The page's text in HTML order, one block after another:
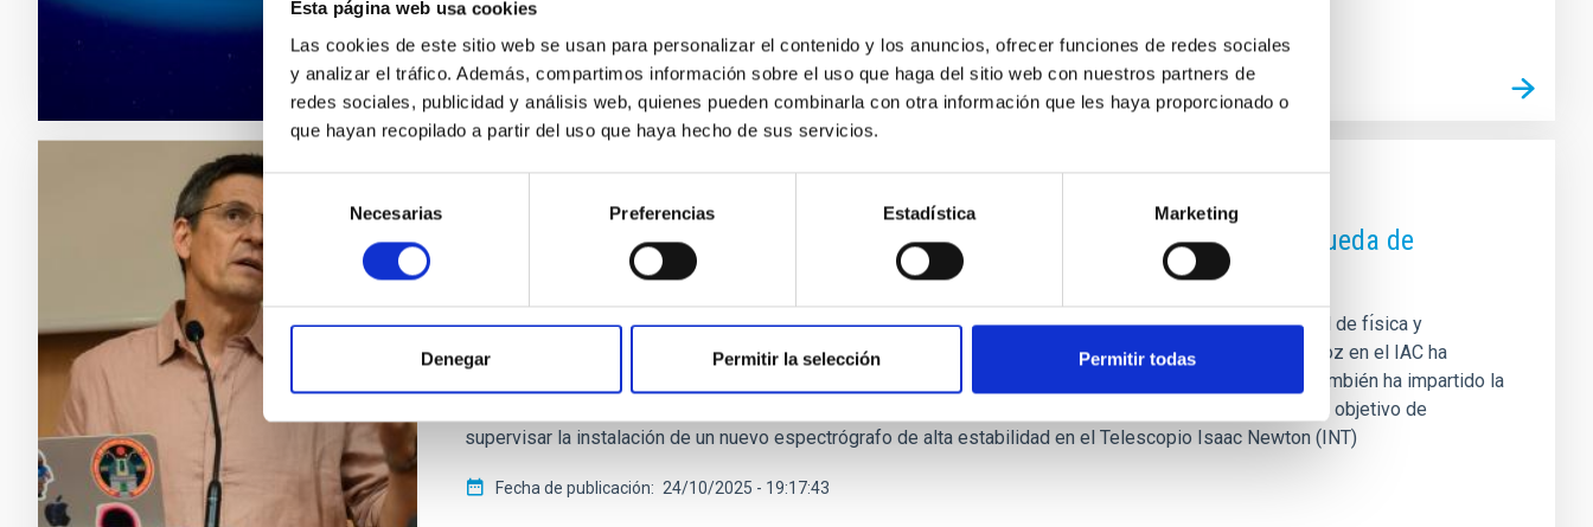
Esta página web usa cookies
Las cookies de este sitio web se usan para personalizar el contenido y los anuncios, ofrecer funciones de redes sociales
y analizar el tráfico. Además, compartimos información sobre el uso que haga del sitio web con nuestros partners de
redes sociales, publicidad y análisis web, quienes pueden combinarla con otra información que les haya proporcionado o
que hayan recopilado a partir del uso que haya hecho de sus servicios.
Selección
de
consentimiento
Necesarias Preferencias Estadística Marketing
Denegar Permitir la selección Permitir todas
El nobel Didier Queloz visita el IAC y traza la "próxima frontera" de la búsqueda de
El Instituto de Astrofı́sica de Canarias (IAC) ha acogido la visita del profesor Didier Queloz, premio nobel de fı́sica y
codescubridor del primer exoplaneta que orbita una estrella similar al Sol. La estancia del profesor Queloz en el IAC ha
estado centrada en el desarrollo instrumental y la colaboración tecnológica. Como parte de su agenda, también ha impartido la
conferencia “Exoplanetas: la próxima frontera” en el Aula del IAC. El investigador ha visitado el IAC con el objetivo de
supervisar la instalación de un nuevo espectrógrafo de alta estabilidad en el Telescopio Isaac Newton (INT)
Fecha de publicación 24/10/2025 - 19:17:43